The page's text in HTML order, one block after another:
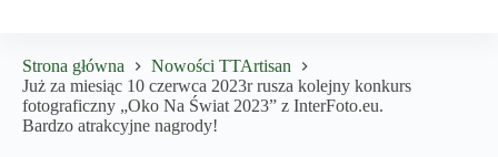
Strona główna
Nowości TTArtisan
Już za miesiąc 10 czerwca 2023r rusza kolejny konkurs
fotograficzny „Oko Na Świat 2023” z InterFoto.eu.
Bardzo atrakcyjne nagrody!